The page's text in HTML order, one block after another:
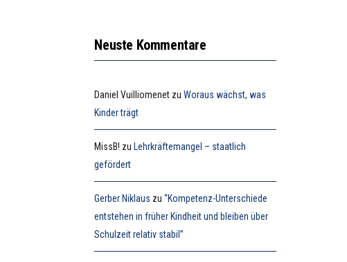
Neuste Kommentare
Daniel Vuilliomenet zuWoraus wächst, was
Kinder trägt
MissB! zu Lehrkräftemangel – staatlich
gefördert
Gerber Niklaus zu“Kompetenz-Unterschiede
entstehen in früher Kindheit und bleiben über
Schulzeit relativ stabil”